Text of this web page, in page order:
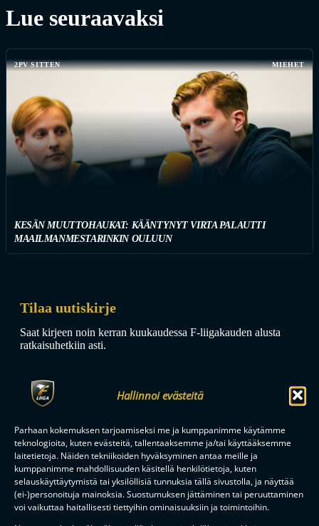
Hallinnoi evästeitä
Parhaan kokemuksen tarjoamiseksi me ja kumppanimme käytämme
teknologioita, kuten evästeitä, tallentaaksemme ja/tai käyttääksemme
laitetietoja. Näiden tekniikoiden hyväksyminen antaa meille ja
kumppanimme mahdollisuuden käsitellä henkilötietoja, kuten
selauskäyttäytymistä tai yksilöllisiä tunnuksia tällä sivustolla, ja näyttää
(ei-)personoituja mainoksia. Suostumuksen jättäminen tai peruuttaminen
voi vaikuttaa haitallisesti tiettyihin ominaisuuksiin ja toimintoihin.
Lue seuraavaksi
2PV SITTEN MIEHET
KESÄN MUUTTOHAUKAT: KÄÄNTYNYT VIRTA PALAUTTI
MAAILMANMESTARINKIN OULUUN
Tilaa uutiskirje
Saat kirjeen noin kerran kuukaudessa F-liigakauden alusta
ratkaisuhetkiin asti.
TILAA
F-LIIGANKUMPPANIT